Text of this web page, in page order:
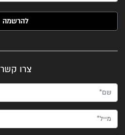
האימייל שלך (חובה)
צרו קשר